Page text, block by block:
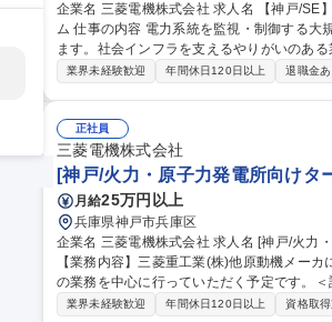
企業名 三菱電機株式会社 求人名 【神戸/SE】オープンポジション：電力系統を監視制御する大規模計算機システ
ム 仕事の内容 電力系統を監視・制御する大規模計算機システム(EMS/SCADA)の研究開発・設計業務をお任せし
ます。社会インフラを支えるやりがいのある業務です。 ■再エネ電源予測・制御システム
ムの開発■系統運用高度化のための通信シ
E】オープンポジション：電力系統を監視制
業界未経験歓迎 年間休日120日以上 退職金あ
正社員
三菱電機株式会社
[神戸/火力・原子力発電所向け
月給25万円以上
兵庫県神戸市兵庫区
企業名 三菱電機株式会社 求人名 [神戸/火力・原子力発電所向けタービン発電機の設計]業績好調推移 仕事の内容
【業務内容】三菱重工業(株)他原動機メー
の業務を中心に行っていただく予定です。＜計
見積りコスト計算、仕様書・設計図書の作
業界未経験歓迎 年間休日120日以上 資格取